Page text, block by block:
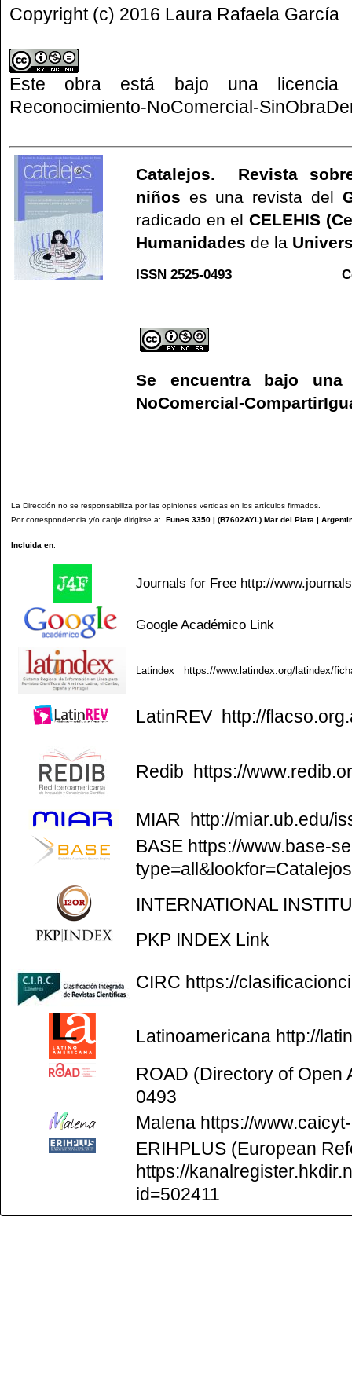
Copyright (c) 2016 Laura Rafaela García
Este obra está bajo una
Reconocimiento-NoComercial-
Catalejos. Revista
niños es una revista del
radicado en el CELEHIS
Humanidades de la
ISSN 2525-0493 C
Se encuentra bajo
NoComercial-
La Dirección no se responsabiliza por las opiniones vertidas en los artículos firmados.
Por correspondencia y/o canje dirigirse a: Funes 3350 | (B7602AYL) Mar del Plata |
Incluida en:
Journals for Free http://
Google Académico Link
Latindex https://www.latindex.org/latindex/
LatinREV http://
Redib https://
MIAR http://miar.ub.edu/
BASE https://www.base-
INTERNATIONAL
PKP INDEX Link
CIRC https://
Latinoamericana http://
ROAD (Directory of Open
0493
Malena https://
ERIHPLUS (European
https://
id=502411